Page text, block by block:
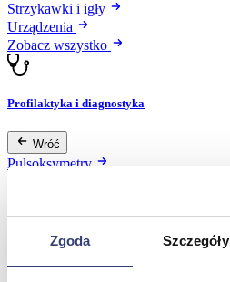
Zgoda Szczegóły
Strzykawki i igły
Urządzenia
Zobacz wszystko
Profilaktyka i diagnostyka
Wróć
Pulsoksymetry
Instrumenty diagnostyczne
Artykuły Przeciwodleżynowe
Termometry